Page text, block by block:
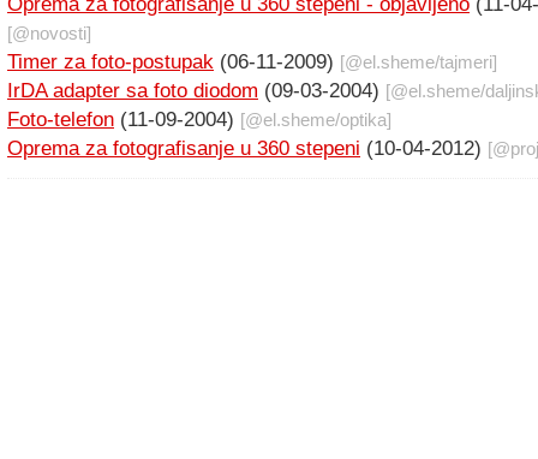
Oprema za fotografisanje u 360 stepeni - objavljeno (11-
[@novosti]
Timer za foto-postupak (06-11-2009) [@el.sheme/tajmeri]
IrDA adapter sa foto diodom (09-03-2004) [@el.sheme/
Foto-telefon (11-09-2004) [@el.sheme/optika]
Oprema za fotografisanje u 360 stepeni (10-04-2012) [@